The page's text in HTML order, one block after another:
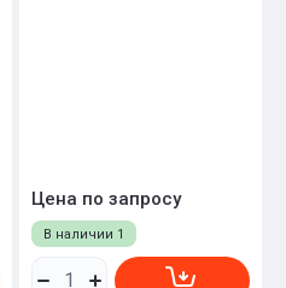
В наличии 1
Цена по запросу